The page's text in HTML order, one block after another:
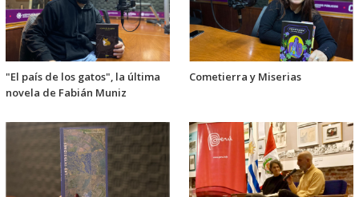
"El país de los gatos", la última
novela de Fabián Muniz
Cometierra y Miserias